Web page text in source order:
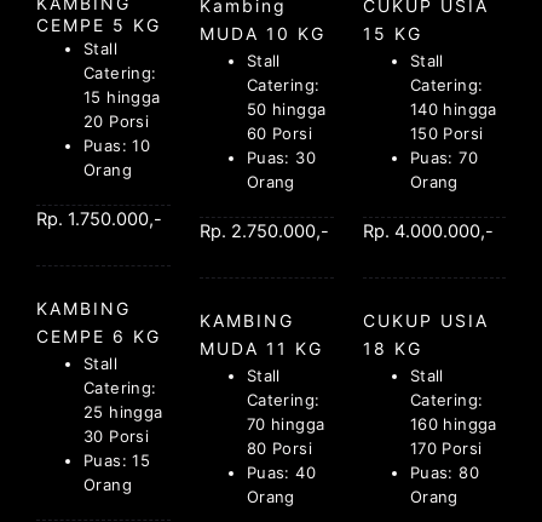
CEMPE 5 KG
Stall
Catering:
15 hingga
20 Porsi
Puas: 10
Orang
Rp. 1.750.000,-
KAMBING
CEMPE 6 KG
Stall
Catering:
25 hingga
30 Porsi
Puas: 15
Orang
Kambing
MUDA 10 KG
Stall
Catering:
50 hingga
60 Porsi
Puas: 30
Orang
Rp. 2.750.000,-
KAMBING
MUDA 11 KG
Stall
Catering:
70 hingga
80 Porsi
Puas: 40
Orang
CUKUP USIA
15 KG
Stall
Catering:
140 hingga
150 Porsi
Puas: 70
Orang
Rp. 4.000.000,-
CUKUP USIA
18 KG
Stall
Catering:
160 hingga
170 Porsi
Puas: 80
Orang